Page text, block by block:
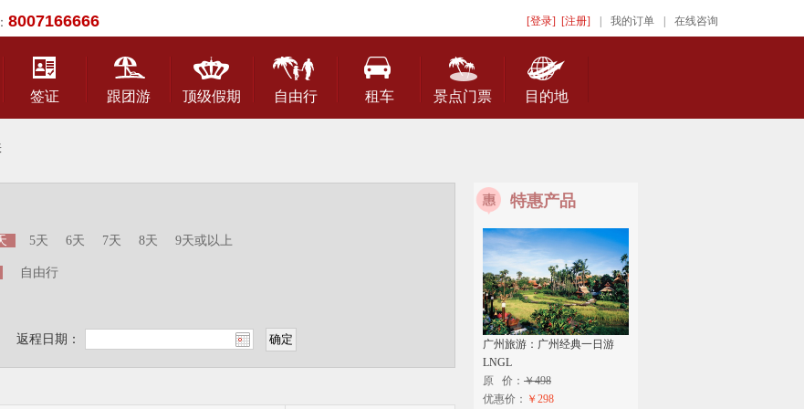
8007166666 [登录] [注册] 我的订单 在线咨询
签证 跟团游 顶级假期 自由行 租车 景点门票 目的地
5天 6天 7天 8天 9天或以上
自由行
返程日期：
特惠产品
广州旅游：广州经典一日游
LNGL
原 价： ￥498
优惠价： ￥298